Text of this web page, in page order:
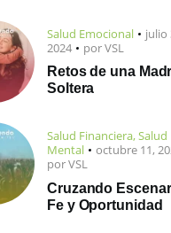
Salud Emocional
julio
2024
porVSL
Retos de una
Soltera
Salud Financiera,Salud
Mental
octubre 11,
porVSL
Cruzando
Fe y Oportunidad